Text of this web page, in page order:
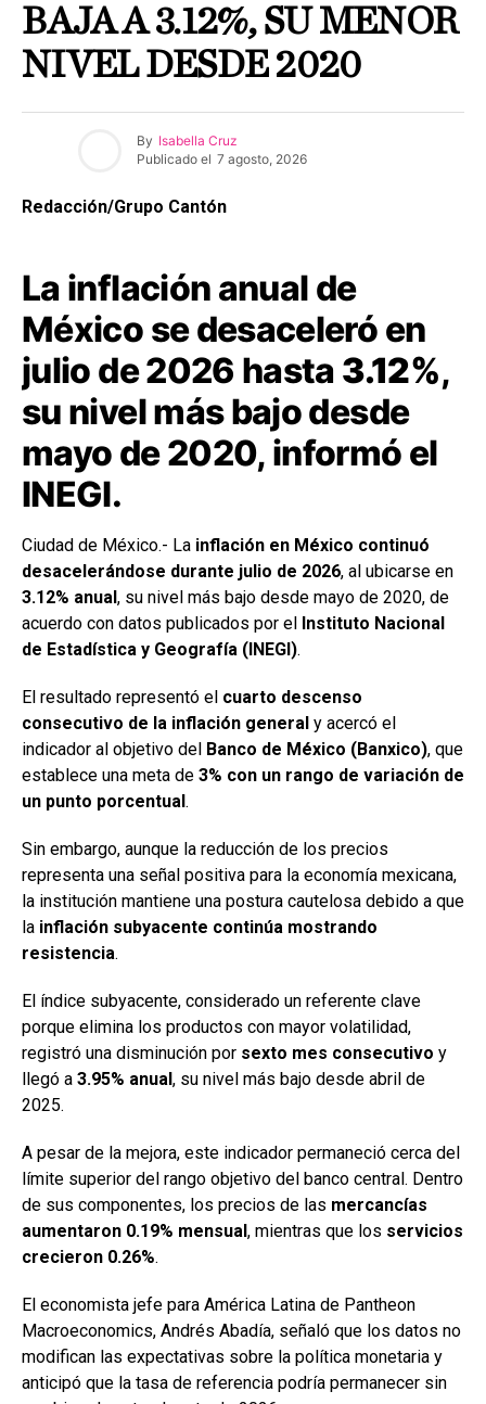
BAJA A 3.12%, SU MENOR
NIVEL DESDE 2020
By Isabella Cruz
Publicado el 7 agosto, 2026
Redacción/Grupo Cantón
La inflación anual de
México se desaceleró en
julio de 2026 hasta 3.12%,
su nivel más bajo desde
mayo de 2020, informó el
INEGI.
Ciudad de México.- La inflación en México continuó
desacelerándose durante julio de 2026, al ubicarse en
3.12% anual, su nivel más bajo desde mayo de 2020, de
acuerdo con datos publicados por el Instituto Nacional
de Estadística y Geografía (INEGI).
El resultado representó el cuarto descenso
consecutivo de la inflación general y acercó el
indicador al objetivo del Banco de México (Banxico), que
establece una meta de 3% con un rango de variación de
un punto porcentual.
Sin embargo, aunque la reducción de los precios
representa una señal positiva para la economía mexicana,
la institución mantiene una postura cautelosa debido a que
la inflación subyacente continúa mostrando
resistencia.
El índice subyacente, considerado un referente clave
porque elimina los productos con mayor volatilidad,
registró una disminución por sexto mes consecutivo y
llegó a 3.95% anual, su nivel más bajo desde abril de
2025.
A pesar de la mejora, este indicador permaneció cerca del
límite superior del rango objetivo del banco central. Dentro
de sus componentes, los precios de las mercancías
aumentaron 0.19% mensual, mientras que los servicios
crecieron 0.26%.
El economista jefe para América Latina de Pantheon
Macroeconomics, Andrés Abadía, señaló que los datos no
modifican las expectativas sobre la política monetaria y
anticipó que la tasa de referencia podría permanecer sin